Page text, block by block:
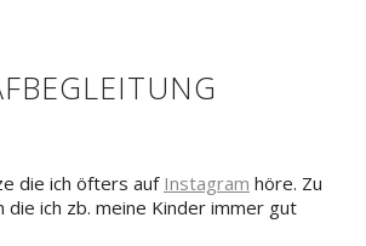
die ich öfters auf Instagram höre. Zu
ich zb. meine Kinder immer gut